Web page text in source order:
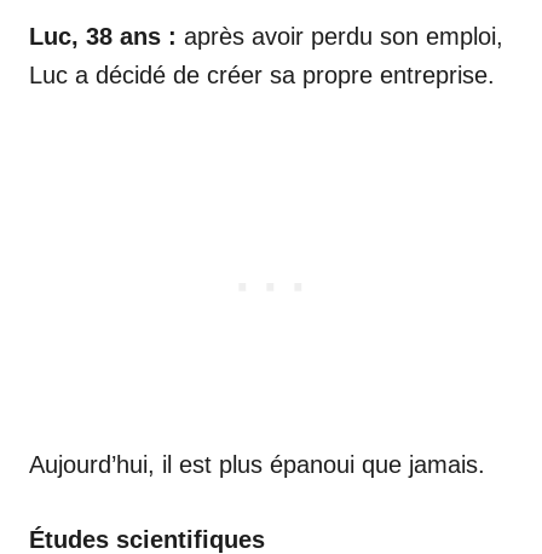
Luc, 38 ans : après avoir perdu son emploi,
Luc a décidé de créer sa propre entreprise.
Aujourd’hui, il est plus épanoui que jamais.
Études scientifiques